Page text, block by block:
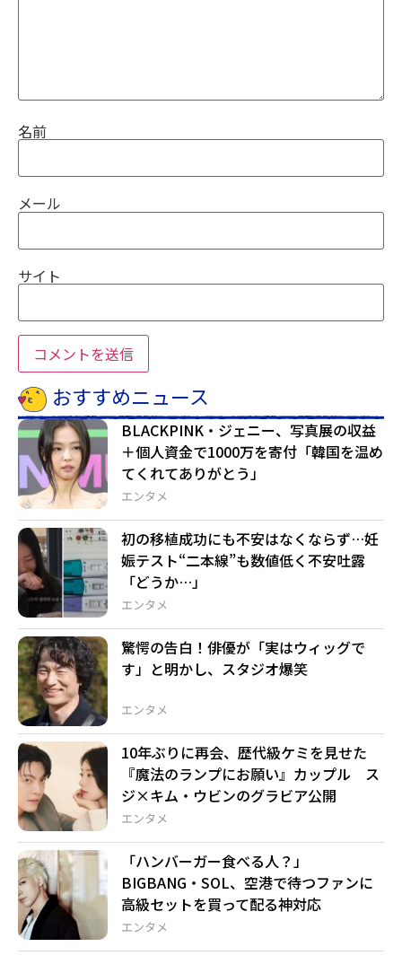
名前
メール
サイト
おすすめニュース
エンタメ
BLACKPINK・ジェニー、写真展の収益
＋個人資金で1000万を寄付「韓国を温め
てくれてありがとう」
エンタメ
初の移植成功にも不安はなくならず…妊
娠テスト“二本線”も数値低く不安吐露
「どうか…」
エンタメ
驚愕の告白！俳優が「実はウィッグで
す」と明かし、スタジオ爆笑
エンタメ
10年ぶりに再会、歴代級ケミを見せた
『魔法のランプにお願い』カップル ス
ジ×キム・ウビンのグラビア公開
エンタメ
「ハンバーガー食べる人？」
BIGBANG・SOL、空港で待つファンに
高級セットを買って配る神対応